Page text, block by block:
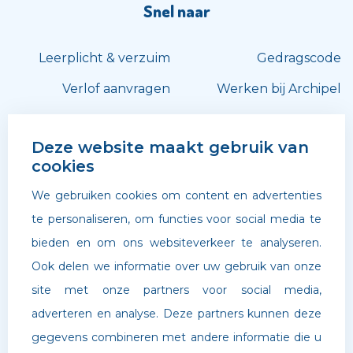
Snel naar
Leerplicht & verzuim
Verlof aanvragen
Gedragscode
Werken bij Archipel
Volg ons
Deze website maakt gebruik van
cookies
We gebruiken cookies om content en advertenties
te personaliseren, om functies voor social media te
bieden en om ons websiteverkeer te analyseren.
Ook delen we informatie over uw gebruik van onze
site met onze partners voor social media,
adverteren en analyse. Deze partners kunnen deze
gegevens combineren met andere informatie die u